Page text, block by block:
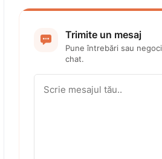
 Trimite un mesaj
Pune întrebări sau
chat.